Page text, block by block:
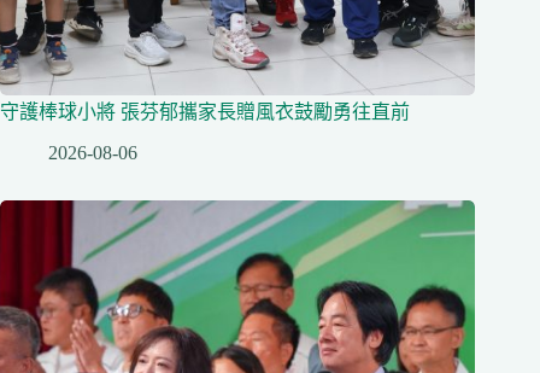
守護棒球小將 張芬郁攜家長贈風衣鼓勵勇往直前
2026-08-06